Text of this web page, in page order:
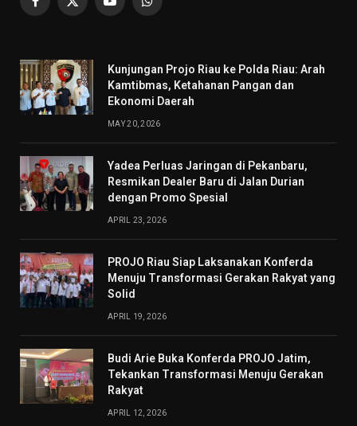
Facebook
X
YouTubeWhatsApp
Kunjungan Projo Riau ke Polda Riau: Arah
Kamtibmas, Ketahanan Pangan dan
Ekonomi Daerah
MAY 20, 2026
Yadea Perluas Jaringan di Pekanbaru,
Resmikan Dealer Baru di Jalan Durian
dengan Promo Spesial
APRIL 23, 2026
PROJO Riau Siap Laksanakan Konferda
Menuju Transformasi Gerakan Rakyat yang
Solid
APRIL 19, 2026
Budi Arie Buka Konferda PROJO Jatim,
Tekankan Transformasi Menuju Gerakan
Rakyat
APRIL 12, 2026